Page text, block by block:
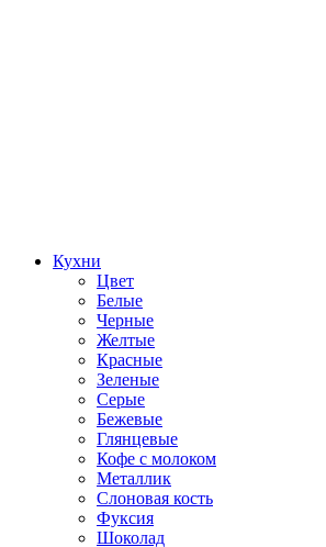
Кухни
Цвет
Белые
Черные
Желтые
Красные
Зеленые
Серые
Бежевые
Глянцевые
Кофе с молоком
Металлик
Слоновая кость
Фуксия
Шоколад